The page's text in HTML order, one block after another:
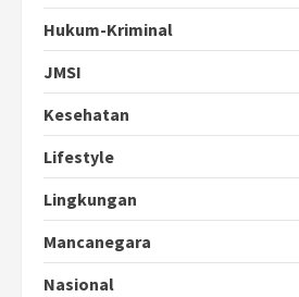
Hukum-Kriminal
JMSI
Kesehatan
Lifestyle
Lingkungan
Mancanegara
Nasional